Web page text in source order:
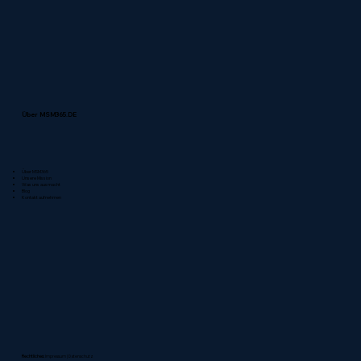
Über MSM365.DE
Über MSM365
Unsere Mission
Was uns ausmacht
Blog
Kontakt aufnehmen
Rechtliches: Impressum Datenschutz